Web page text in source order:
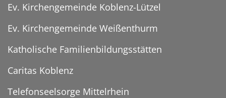
Ev. Kirchengemeinde Koblenz-Lützel
Ev. Kirchengemeinde Weißenthurm
Katholische Familienbildungsstätten
Caritas Koblenz
Telefonseelsorge Mittelrhein